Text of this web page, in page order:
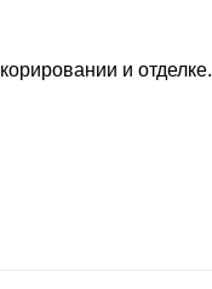
и отделке.